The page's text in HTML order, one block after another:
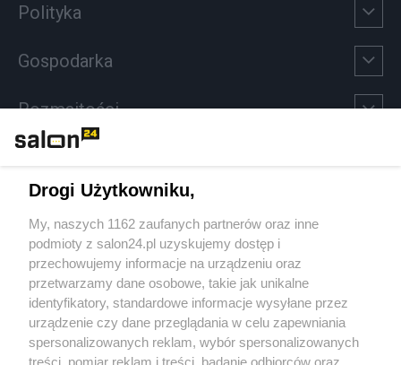
Polityka
Gospodarka
Rozmaitości
Sport
Społeczeństwo
Kultura
Drogi Użytkowniku,
My, naszych 1162 zaufanych partnerów oraz inne
podmioty z salon24.pl uzyskujemy dostęp i
przechowujemy informacje na urządzeniu oraz
przetwarzamy dane osobowe, takie jak unikalne
identyfikatory, standardowe informacje wysyłane przez
urządzenie czy dane przeglądania w celu zapewniania
spersonalizowanych reklam, wybór spersonalizowanych
treści, pomiar reklam i treści, badanie odbiorców oraz